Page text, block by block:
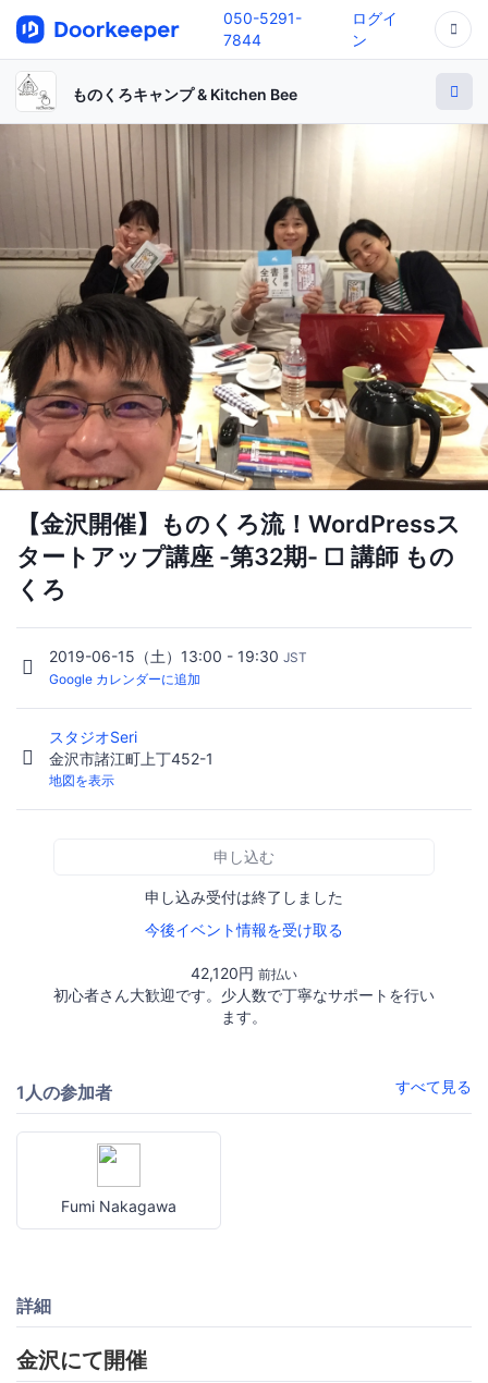
050-5291-
7844
ログイ
ン
ものくろキャンプ & Kitchen Bee
【金沢開催】ものくろ流！WordPressス
タートアップ講座 -第32期- □ 講師 もの
くろ
2019-06-15（土）13:00 - 19:30 JST
Google カレンダーに追加
スタジオSeri
金沢市諸江町上丁452-1
地図を表示
申し込む
申し込み受付は終了しました
今後イベント情報を受け取る
42,120円 前払い
初心者さん大歓迎です。少人数で丁寧なサポートを行い
ます。
1人の参加者 すべて見る
Fumi Nakagawa
詳細
金沢にて開催